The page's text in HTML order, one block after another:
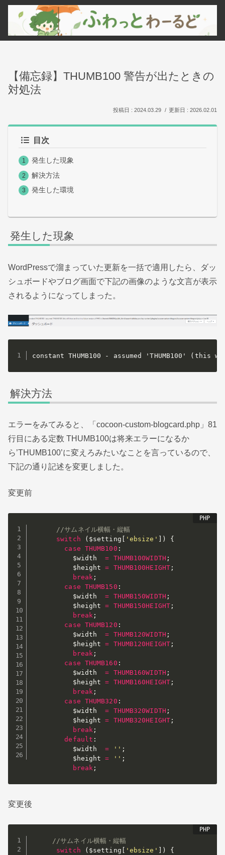
【備忘録】THUMB100 警告が出たときの
対処法
2024.03.29 2026.02.01
目次
発生した現象
解決方法
発生した環境
発生した現象
WordPressで溜まっていた更新を一括で適用したら、ダッ
シュボードやブログ画面で下記の画像のような文言が表示
されるようになってしまった。
constant THUMB100 - assumed 'THUMB100'
解決方法
エラーをみてみると、「cocoon-custom-blogcard.php」81
行目にある定数 THUMB100は将来エラーになるか
ら’THUMB100’に変えろみたいなことを言っているので、
下記の通り記述を変更しました。
変更前
//サムネイル横幅・縦幅
switch
( $setting 'ebsize' )
{
case THUMB100 :
$width
= THUMB100WIDTH ;
$height
= THUMB100HEIGHT;
break ;
case THUMB150 :
$width
= THUMB150WIDTH ;
$height
= THUMB150HEIGHT;
break ;
case THUMB120 :
$width
= THUMB120WIDTH ;
$height
= THUMB120HEIGHT;
break ;
case THUMB160 :
$width
= THUMB160WIDTH ;
$height
= THUMB160HEIGHT;
break ;
case THUMB320 :
$width
= THUMB320WIDTH ;
$height
= THUMB320HEIGHT;
break ;
default :
$width
= '' ;
$height
= '' ;
break ;
変更後
//サムネイル横幅・縦幅
switch
( $setting [ 'ebsize' ] )
{